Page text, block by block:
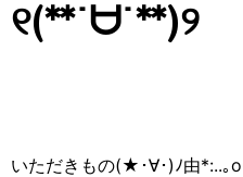
୧(ᕯ˙ᗨ˙ᕯ)୨
いただきもの(★︎･∀︎･)ﾉ由